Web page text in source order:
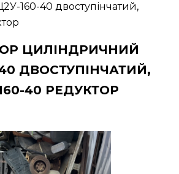
160-40 двоступінчатий,
ЦИЛІНДРИЧНИЙ
40 ДВОСТУПІНЧАТИЙ,
40 РЕДУКТОР